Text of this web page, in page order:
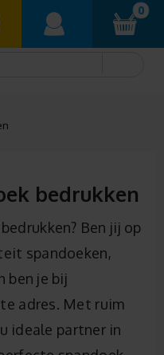
0
bedrukken
Ben jij op
spandoeken,
ben je bij
adres. Met ruim
ideale partner in